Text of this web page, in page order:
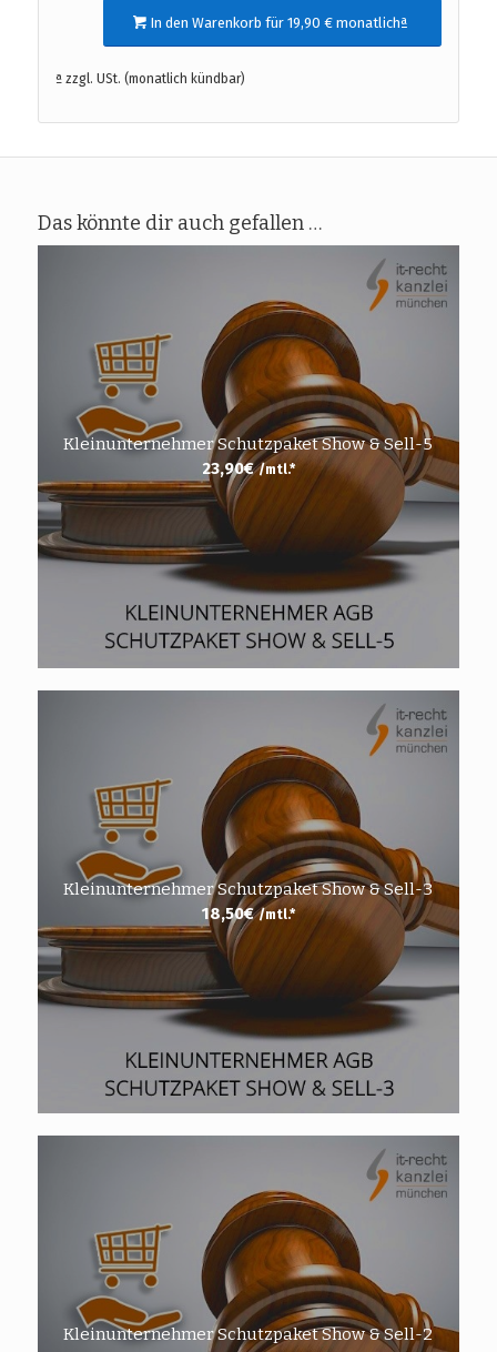
In den Warenkorb für 19,90 € monatlichª
ª zzgl. USt. (monatlich kündbar)
Das könnte dir auch gefallen …
Kleinunternehmer Schutzpaket Show & Sell-5
23,90€ /mtl.*
Kleinunternehmer Schutzpaket Show & Sell-3
18,50€ /mtl.*
Kleinunternehmer Schutzpaket Show & Sell-2